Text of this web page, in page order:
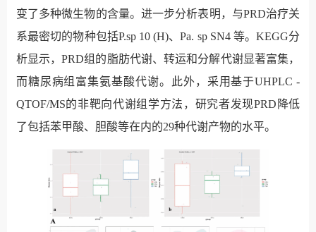
变了多种微生物的含量。进一步分析表明，与PRD治疗关
系最密切的物种包括P.sp 10 (H)、Pa. sp SN4 等。KEGG分
析显示，PRD组的脂肪代谢、转运和分解代谢显著富集，
而糖尿病组富集氨基酸代谢。此外，采用基于UHPLC -
QTOF/MS的非靶向代谢组学方法，研究者发现PRD 降低
了包括苯甲酸、胆酸等在内的29种代谢产物的水平。